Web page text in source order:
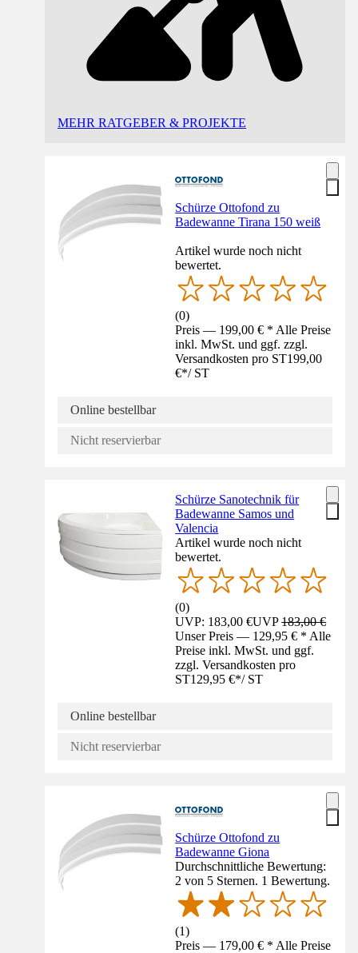
MEHR RATGEBER & PROJEKTE
Schürze Ottofond zu
Badewanne Tirana 150 weiß
Artikel wurde noch nicht
bewertet.
(0)
Preis — 199,00 € * Alle Preise
inkl. MwSt. und ggf. zzgl.
Versandkosten pro ST199,00
€*/ ST
Online bestellbar
Nicht reservierbar
Schürze Sanotechnik für
Badewanne Samos und
Valencia
Artikel wurde noch nicht
bewertet.
(0)
UVP: 183,00 €UVP183,00 €
Unser Preis — 129,95 € * Alle
Preise inkl. MwSt. und ggf.
zzgl. Versandkosten pro
ST129,95 €*/ ST
Online bestellbar
Nicht reservierbar
Schürze Ottofond zu
Badewanne Giona
Durchschnittliche Bewertung:
2 von 5 Sternen. 1 Bewertung.
(1)
Preis — 179,00 € * Alle Preise